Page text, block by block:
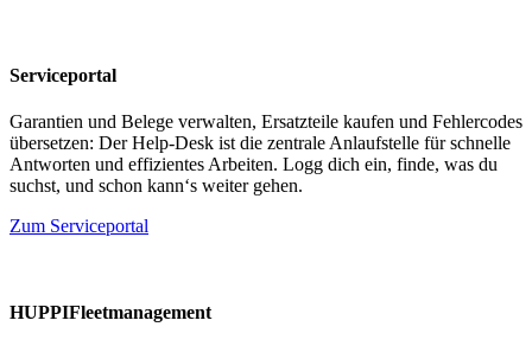
Serviceportal
Garantien und Belege verwalten, Ersatzteile kaufen und Fehlercodes
übersetzen: Der Help-Desk ist die zentrale Anlaufstelle für schnelle
Antworten und effizientes Arbeiten. Logg dich ein, finde, was du
suchst, und schon kann‘s weiter gehen.
Zum Serviceportal
HUPPIFleetmanagement